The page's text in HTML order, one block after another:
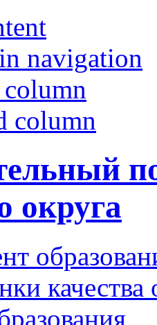
navigation
column
округа
качества